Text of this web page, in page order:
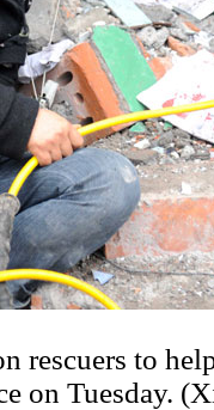
rescuers to
on Tuesday.